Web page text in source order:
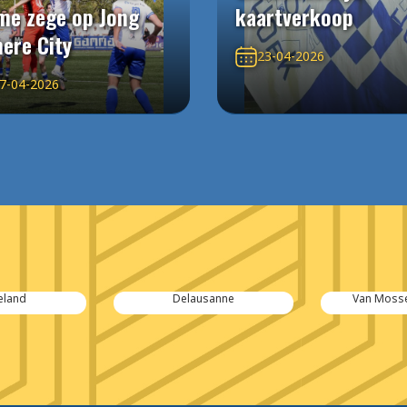
zege op Jong
City
04-2026
kaartverkoop
23-04-2026
Delausanne Van